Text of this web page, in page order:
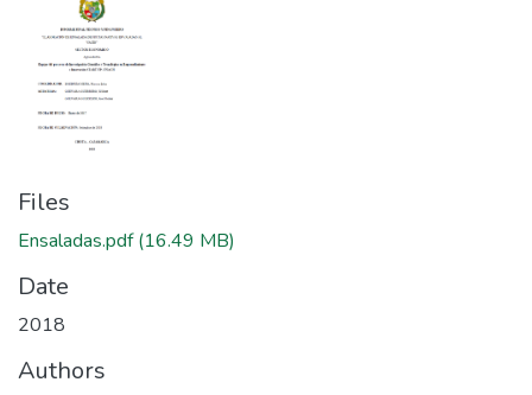
Files
Ensaladas.pdf(16.49 MB)
Date
2018
Authors